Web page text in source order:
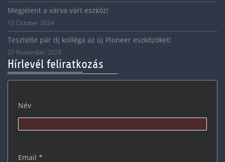
Megjelent a várva várt eszköz!
10 October 2024
Tesztelte pár dj kolléga az új Pioneer eszközöket!
27 November 2023
Hírlevél feliratkozás
Név
Email *